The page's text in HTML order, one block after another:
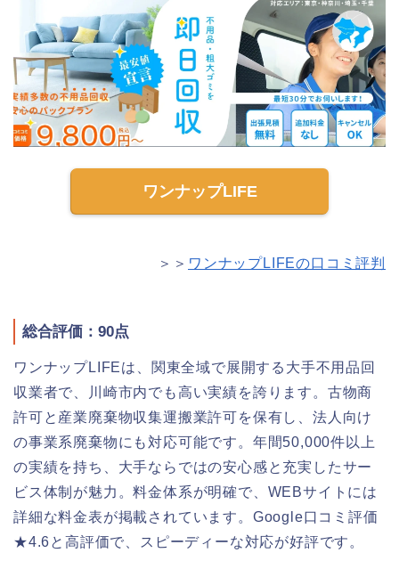
ワンナップLIFE
＞＞ ワンナップLIFEの口コミ評判
総合評価：90点
ワンナップLIFEは、関東全域で展開する大手不用品回
収業者で、川崎市内でも高い実績を誇ります。古物商
許可と産業廃棄物収集運搬業許可を保有し、法人向け
の事業系廃棄物にも対応可能です。年間50,000件以上
の実績を持ち、大手ならではの安心感と充実したサー
ビス体制が魅力。料金体系が明確で、WEBサイトには
詳細な料金表が掲載されています。Google口コミ評価
★4.6と高評価で、スピーディーな対応が好評です。